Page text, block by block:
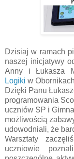
Dzisiaj w ramach
naszej inicjatywy
Anny i Łukasza
Logiki w
Dzięki Panu
programowania
uczniów SP i
możliwością
udowodniali, że
Warsztaty
uczniowie